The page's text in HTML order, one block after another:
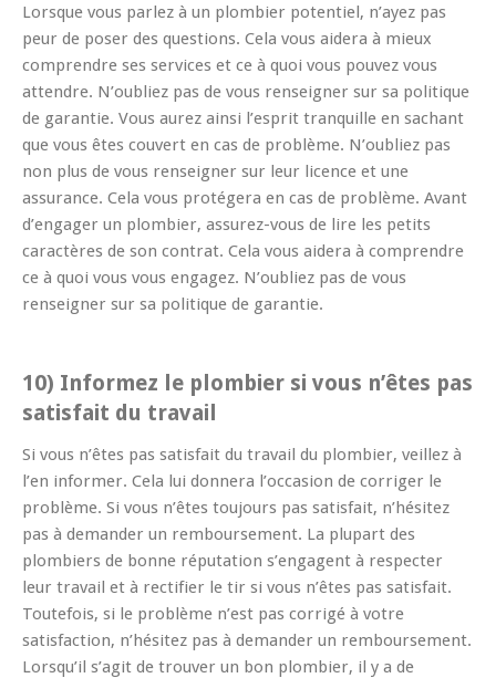
Lorsque vous parlez à un plombier potentiel, n’ayez pas
peur de poser des questions. Cela vous aidera à mieux
comprendre ses services et ce à quoi vous pouvez vous
attendre. N’oubliez pas de vous renseigner sur sa politique
de garantie. Vous aurez ainsi l’esprit tranquille en sachant
que vous êtes couvert en cas de problème. N’oubliez pas
non plus de vous renseigner sur leur licence et une
assurance. Cela vous protégera en cas de problème. Avant
d’engager un plombier, assurez-vous de lire les petits
caractères de son contrat. Cela vous aidera à comprendre
ce à quoi vous vous engagez. N’oubliez pas de vous
renseigner sur sa politique de garantie.
10) Informez le plombier si vous n’êtes pas
satisfait du travail
Si vous n’êtes pas satisfait du travail du plombier, veillez à
l’en informer. Cela lui donnera l’occasion de corriger le
problème. Si vous n’êtes toujours pas satisfait, n’hésitez
pas à demander un remboursement. La plupart des
plombiers de bonne réputation s’engagent à respecter
leur travail et à rectifier le tir si vous n’êtes pas satisfait.
Toutefois, si le problème n’est pas corrigé à votre
satisfaction, n’hésitez pas à demander un remboursement.
Lorsqu’il s’agit de trouver un bon plombier, il y a de